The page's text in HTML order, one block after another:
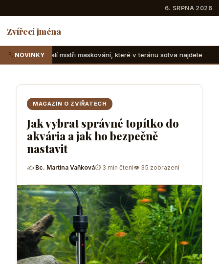
6. SRPNA 2026
Zvířecí jména
NOVINKYkteré v teráriu sotva najdete Suchozemské
MAGAZÍN O ZVÍŘATECH
Jak vybrat správné topítko do
akvária a jak ho bezpečně
nastavit
✍ Bc. Martina Vaňková⏱ 3 min čtení👁 35 zobrazení